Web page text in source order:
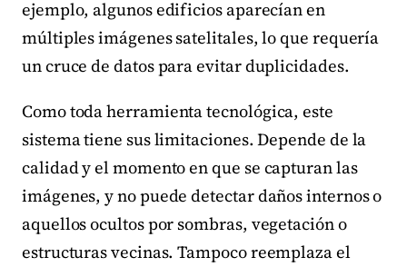
ejemplo, algunos edificios aparecían en
múltiples imágenes satelitales, lo que requería
un cruce de datos para evitar duplicidades.
Como toda herramienta tecnológica, este
sistema tiene sus limitaciones. Depende de la
calidad y el momento en que se capturan las
imágenes, y no puede detectar daños internos o
aquellos ocultos por sombras, vegetación o
estructuras vecinas. Tampoco reemplaza el